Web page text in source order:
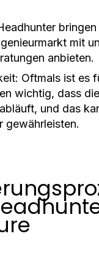
mit
anbieten.
Oftmals ist es
wichtig, dass
und das
gewährleisten.